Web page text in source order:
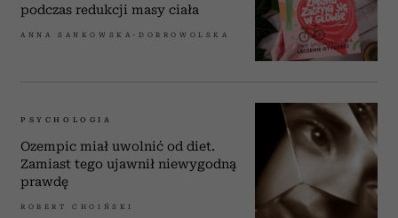
podczas redukcji masy ciała
ANNA SANKOWSKA-DOBROWOLSKA
PSYCHOLOGIA
Ozempic miał uwolnić od diet.
Zamiast tego ujawnił niewygodną
prawdę
ROBERT CHOIŃSKI